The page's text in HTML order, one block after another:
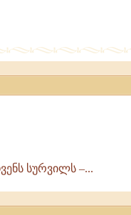
სურვილს –...